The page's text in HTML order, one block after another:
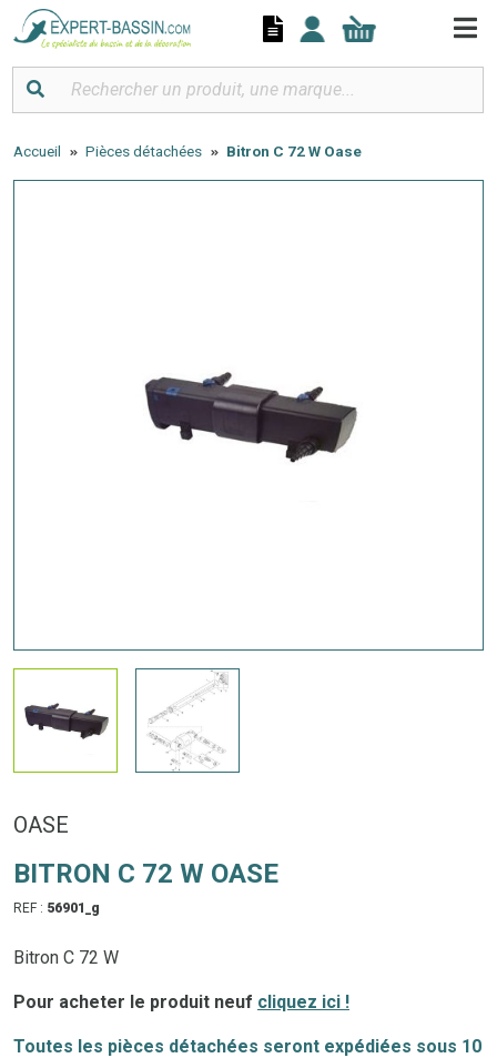
Accueil Pièces détachées Bitron C 72 W Oase
OASE
BITRON C 72 W OASE
REF : 56901_g
Bitron C 72 W
Pour acheter le produit neuf cliquez ici !
Toutes les pièces détachées seront expédiées sous 10
Panneau de gestion des cookies